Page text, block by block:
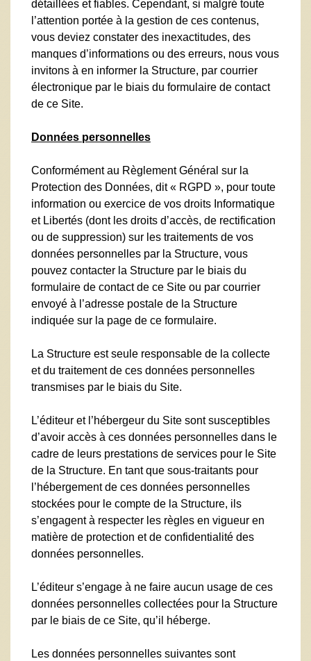
détaillées et fiables. Cependant, si malgré toute
l’attention portée à la gestion de ces contenus,
vous deviez constater des inexactitudes, des
manques d’informations ou des erreurs, nous vous
invitons à en informer la Structure, par courrier
électronique par le biais du formulaire de contact
de ce Site.
Données personnelles
Conformément au Règlement Général sur la
Protection des Données, dit « RGPD », pour toute
information ou exercice de vos droits Informatique
et Libertés (dont les droits d’accès, de rectification
ou de suppression) sur les traitements de vos
données personnelles par la Structure, vous
pouvez contacter la Structure par le biais du
formulaire de contact de ce Site ou par courrier
envoyé à l’adresse postale de la Structure
indiquée sur la page de ce formulaire.
La Structure est seule responsable de la collecte
et du traitement de ces données personnelles
transmises par le biais du Site.
L’éditeur et l’hébergeur du Site sont susceptibles
d’avoir accès à ces données personnelles dans le
cadre de leurs prestations de services pour le Site
de la Structure. En tant que sous-traitants pour
l’hébergement de ces données personnelles
stockées pour le compte de la Structure, ils
s’engagent à respecter les règles en vigueur en
matière de protection et de confidentialité des
données personnelles.
L’éditeur s’engage à ne faire aucun usage de ces
données personnelles collectées pour la Structure
par le biais de ce Site, qu’il héberge.
Les données personnelles suivantes sont